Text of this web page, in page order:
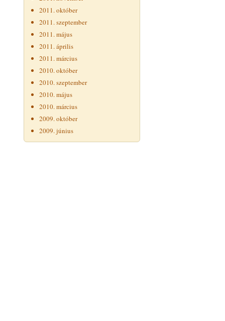
2011. október
2011. szeptember
2011. május
2011. április
2011. március
2010. október
2010. szeptember
2010. május
2010. március
2009. október
2009. június